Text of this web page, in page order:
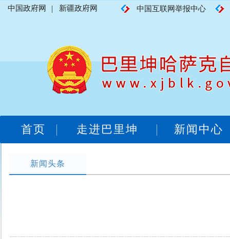
中国政府网 | 新疆政府网 中国互联网举报中心
首页 走进巴里坤 新闻中心
新闻头条